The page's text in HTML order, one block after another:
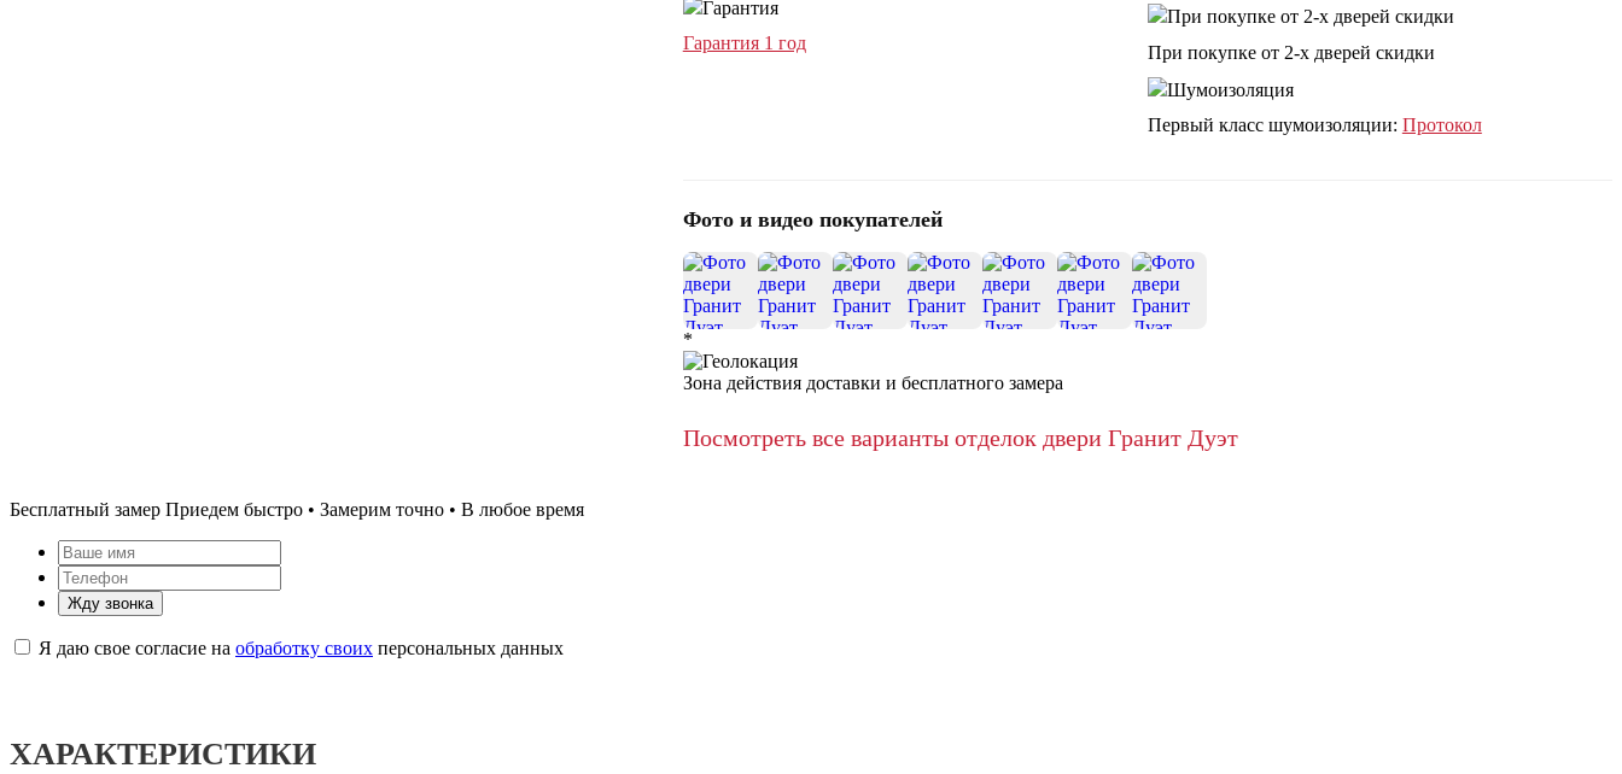
Гарантия 1 год При покупке от 2-х дверей скидки
Первый класс шумоизоляции: Протокол
Фото и видео покупателей
*
Зона действия доставки и бесплатного замера
Посмотреть все варианты отделок двери Гранит Дуэт
Бесплатный замер Приедем быстро • Замерим точно • В любое время
Жду звонка
Я даю свое согласие на обработку своих персональных данных
ХАРАКТЕРИСТИКИ